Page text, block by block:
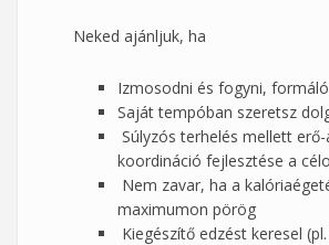
Neked ajánljuk, ha
Izmosodni és fogyni,
Saját tempóban szeretsz
Súlyzós terhelés mellett
koordináció fejlesztése a
Nem zavar, ha a
maximumon pörög
Kiegészítő edzést keresel